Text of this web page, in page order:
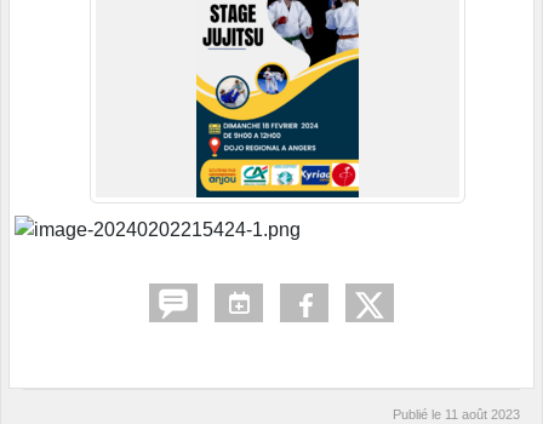
Publié le 11 août 2023